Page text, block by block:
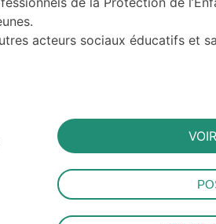
acteurs sociaux éducatifs et